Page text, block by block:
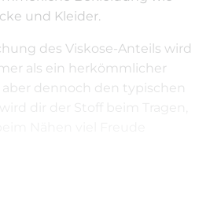
und Kleider.
des Viskose-Anteils wird
als ein herkömmlicher
dennoch den typischen